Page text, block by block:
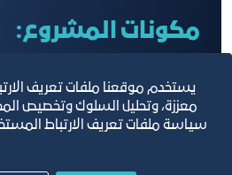
مكونات المشروع:
يستخدم موقعنا ملفات تعريف
معززة، وتحليل السلوك وتخصيص
سياسة ملفات تعريف الارتباط